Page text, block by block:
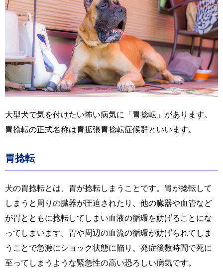
大型犬で気を付けたい怖い病気に「胃捻転」があります。
胃捻転の正式名称は胃拡張胃捻転症候群といいます。
胃捻転
犬の胃捻転とは、胃が捻転しまうことです。胃が捻転して
しまうと周りの臓器が圧迫されたり、他の臓器や血管など
が胃とともに捻転してしまい血液の循環を妨げることにな
ってしまいます。胃や周辺の血流の循環が妨げられてしま
うことで急激にショック状態に陥り、発症後数時間で死に
至ってしまうような緊急性の高い恐ろしい病気です。